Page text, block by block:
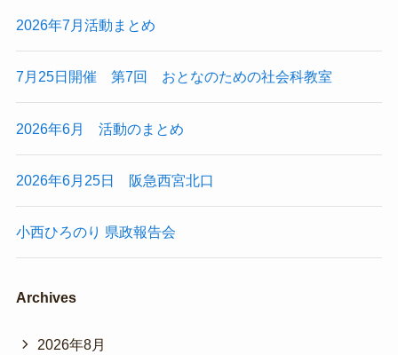
2026年7月活動まとめ
7月25日開催 第7回 おとなのための社会科教室
2026年6月 活動のまとめ
2026年6月25日 阪急西宮北口
小西ひろのり 県政報告会
Archives
2026年8月